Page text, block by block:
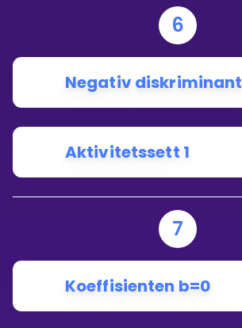
6
Negativ diskriminant
Aktivitetssett 1
7
Koeffisienten b=0